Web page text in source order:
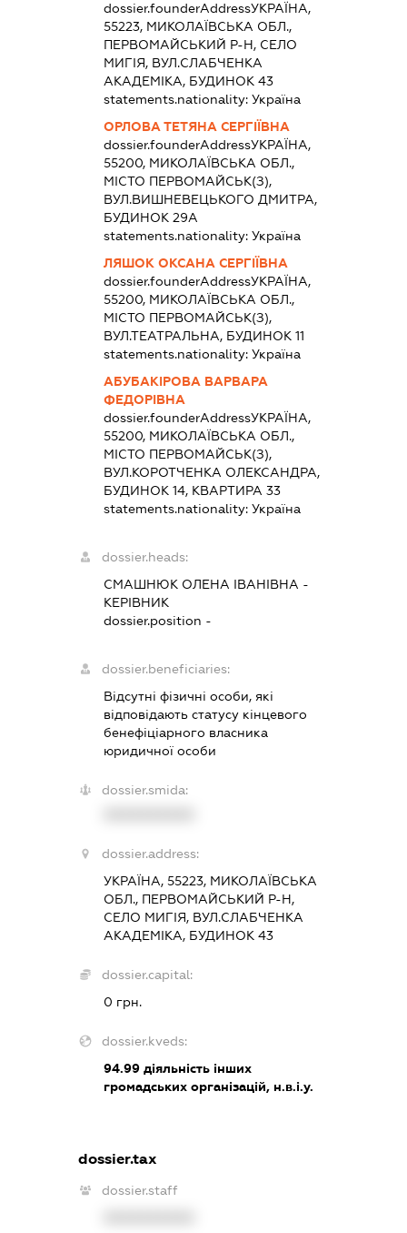
dossier.founderAddressУКРАЇНА,
55223, МИКОЛАЇВСЬКА ОБЛ.,
ПЕРВОМАЙСЬКИЙ Р-Н, СЕЛО
МИГІЯ, ВУЛ.СЛАБЧЕНКА
АКАДЕМІКА, БУДИНОК 43
statements.nationality:Україна
ОРЛОВА ТЕТЯНА СЕРГІЇВНА
dossier.founderAddressУКРАЇНА,
55200, МИКОЛАЇВСЬКА ОБЛ.,
МІСТО ПЕРВОМАЙСЬК(З),
ВУЛ.ВИШНЕВЕЦЬКОГО ДМИТРА,
БУДИНОК 29А
statements.nationality:Україна
ЛЯШОК ОКСАНА СЕРГІЇВНА
dossier.founderAddressУКРАЇНА,
55200, МИКОЛАЇВСЬКА ОБЛ.,
МІСТО ПЕРВОМАЙСЬК(З),
ВУЛ.ТЕАТРАЛЬНА, БУДИНОК 11
statements.nationality:Україна
АБУБАКІРОВА ВАРВАРА
ФЕДОРІВНА
dossier.founderAddressУКРАЇНА,
55200, МИКОЛАЇВСЬКА ОБЛ.,
МІСТО ПЕРВОМАЙСЬК(З),
ВУЛ.КОРОТЧЕНКА ОЛЕКСАНДРА,
БУДИНОК 14, КВАРТИРА 33
statements.nationality:Україна
dossier.heads:
СМАШНЮК ОЛЕНА ІВАНІВНА -
КЕРІВНИК
dossier.position -
dossier.beneficiaries:
Відсутні фізичні особи, які
відповідають статусу кінцевого
бенефіціарного власника
юридичної особи
dossier.smida:
dossier.address:
УКРАЇНА, 55223, МИКОЛАЇВСЬКА
ОБЛ., ПЕРВОМАЙСЬКИЙ Р-Н,
СЕЛО МИГІЯ, ВУЛ.СЛАБЧЕНКА
АКАДЕМІКА, БУДИНОК 43
dossier.capital:
0 грн.
dossier.kveds:
94.99 діяльність інших
громадських організацій, н.в.і.у.
dossier.tax
dossier.staff